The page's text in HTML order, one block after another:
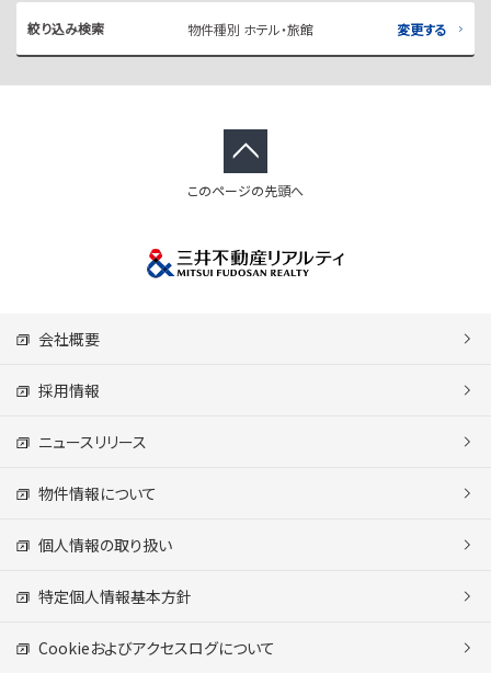
絞り込み検索 物件種別 ホテル・旅館 変更する
このページの先頭へ
会社概要
採用情報
ニュースリリース
物件情報について
個人情報の取り扱い
特定個人情報基本方針
Cookieおよびアクセスログについて